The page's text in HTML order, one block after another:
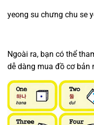
yeong su chưng chu se
Ngoài ra, bạn có thể
dễ dàng mua đồ cơ bản